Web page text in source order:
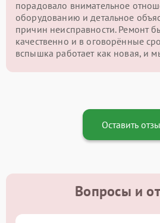
порадовало внимательное
оборудованию и детальное
причин неисправности. Ремонт
качественно и в оговорённые
вспышка работает как новая, и
продолжать делать отличные
Оставить
Вопросы и